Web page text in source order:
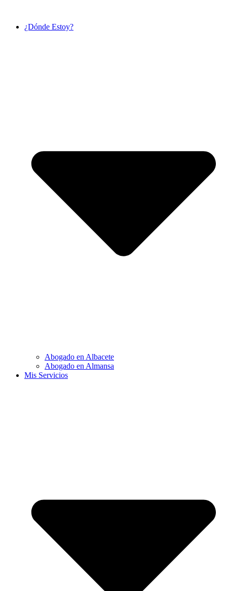
¿Dónde Estoy?
Abogado en Albacete
Abogado en Almansa
Mis Servicios